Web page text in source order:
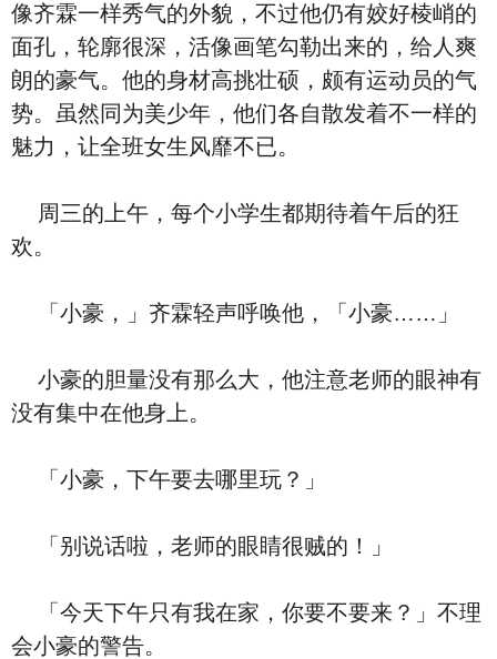
像齐霖一样秀气的外貌，不过他仍有姣好棱峭的
面孔，轮廓很深，活像画笔勾勒出来的，给人爽
朗的豪气。他的身材高挑壮硕，颇有运动员的气
势。虽然同为美少年，他们各自散发着不一样的
魅力，让全班女生风靡不已。
周三的上午，每个小学生都期待着午后的狂
欢。
「小豪，」齐霖轻声呼唤他，「小豪……」
小豪的胆量没有那么大，他注意老师的眼神有
没有集中在他身上。
「小豪，下午要去哪里玩？」
「别说话啦，老师的眼睛很贼的！」
「今天下午只有我在家，你要不要来？」不理
会小豪的警告。